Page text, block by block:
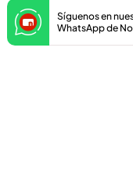
Síguenos en
WhatsApp de